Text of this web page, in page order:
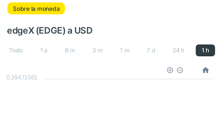
Sobre la moneda
edgeX (EDGE) a USD
Todo 1 a 6 m 3 m 1 m 7 d 24 h 1 h
0.39471061